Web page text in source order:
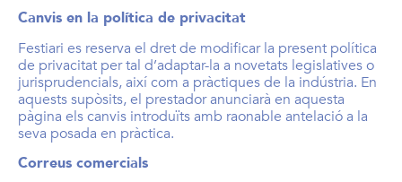
Canvis en la política de privacitat
Festiari es reserva el dret de modificar la present política
de privacitat per tal d’adaptar-la a novetats legislatives o
jurisprudencials, així com a pràctiques de la indústria. En
aquests supòsits, el prestador anunciarà en aquesta
pàgina els canvis introduïts amb raonable antelació a la
seva posada en pràctica.
Correus comercials